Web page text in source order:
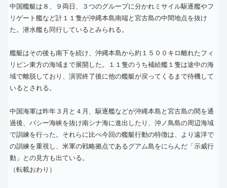
中国艦艇は８、９両日、３つのグループに分かれミサイル駆逐艦やフ
リゲート艦など計１１隻が沖縄本島南端と宮古島の中間地点を抜け
た。潜水艦も同行しているとみられる。
艦艇はその後も南下を続け、沖縄本島から約１５００キロ離れたフィ
リピン東方の海域まで展開した。１１隻のうち補給艦１隻は途中の海
域で離脱しており、演習終了後に他の艦艇が戻ってくるまで待機して
いるとされる。
中国海軍は昨年３月と４月、駆逐艦などが沖縄本島と宮古島の間を通
過後、バシー海峡を抜け南シナ海に進出したり、沖ノ鳥島の周辺海域
で訓練を行った。それらに比べ今回の艦艇行動の特徴は、より遠洋で
の訓練を重視し、米軍の戦略拠点であるグアム島をにらんだ「示威行
動」との見方も出ている。
（転載おわり）